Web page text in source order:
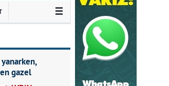
yanarken,
gazel
kalpleri de